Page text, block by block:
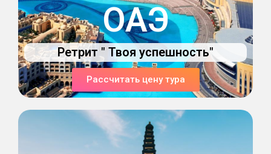
ОАЭ
Ретрит " Твоя успешность"
Рассчитать цену тура